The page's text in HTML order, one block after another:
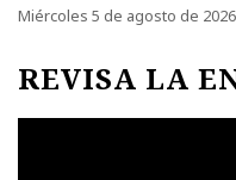
Miércoles 5 de agosto de 2026
REVISA LA